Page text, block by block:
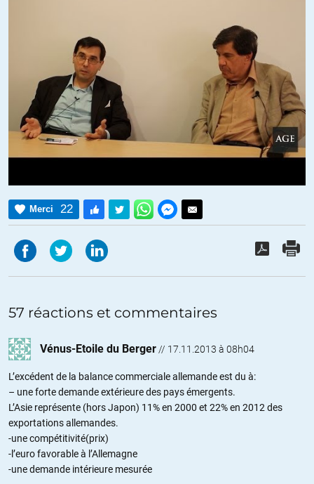
Merci 22
57 réactions et commentaires
Vénus-Etoile du Berger// 17.11.2013 à 08h04
L’excédent de la balance commerciale allemande est du à:
– une forte demande extérieure des pays émergents.
L’Asie représente (hors Japon) 11% en 2000 et 22% en 2012 des
exportations allemandes.
-une compétitivité(prix)
-l’euro favorable à l’Allemagne
-une demande intérieure mesurée